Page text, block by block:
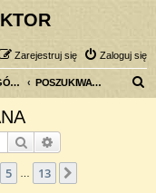
Zaloguj się
Zarejestruj się
FORUM OGÓLNE POSZUKIWANY, POSZUKIWANA
Szukaj
5 13